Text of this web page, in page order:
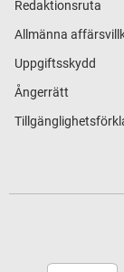
Redaktionsruta
Allmänna
Uppgiftsskydd
Ångerrätt